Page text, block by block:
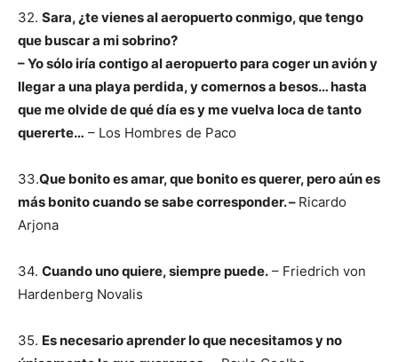
32. Sara, ¿te vienes al aeropuerto conmigo, que tengo
que buscar a mi sobrino?
– Yo sólo iría contigo al aeropuerto para coger un avión y
llegar a una playa perdida, y comernos a besos… hasta
que me olvide de qué día es y me vuelva loca de tanto
quererte… – Los Hombres de Paco
33.Que bonito es amar, que bonito es querer, pero aún es
más bonito cuando se sabe corresponder. – Ricardo
Arjona
34. Cuando uno quiere, siempre puede. – Friedrich von
Hardenberg Novalis
35. Es necesario aprender lo que necesitamos y no